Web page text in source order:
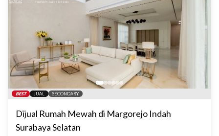
BEST JUAL SECONDARY
Dijual Rumah Mewah di Margorejo Indah
Surabaya Selatan